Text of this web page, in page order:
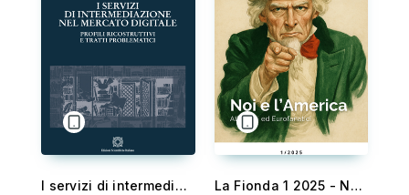
I servizi di intermediazione nel mercato digitale La Fionda 1 2025 - Noi e l'America - Atlantisti ed Eurofanatici